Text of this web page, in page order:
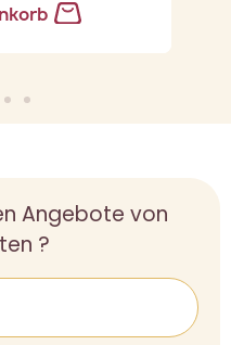
Angebote von
?